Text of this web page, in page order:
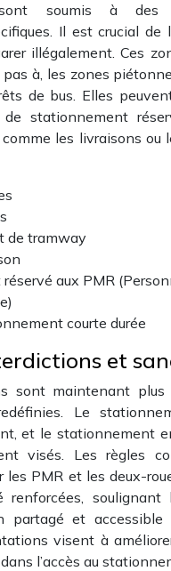
sont soumis à
Il est crucial de
illégalement. Ces
à, les zones
de bus. Elles
stationnement
les livraisons ou
de tramway
aux PMR
courte durée
et
sont maintenant plus
Le
et le stationnement
visés. Les règles
PMR et les deux-
soulignant
partagé et accessible
visent à
l’accès au